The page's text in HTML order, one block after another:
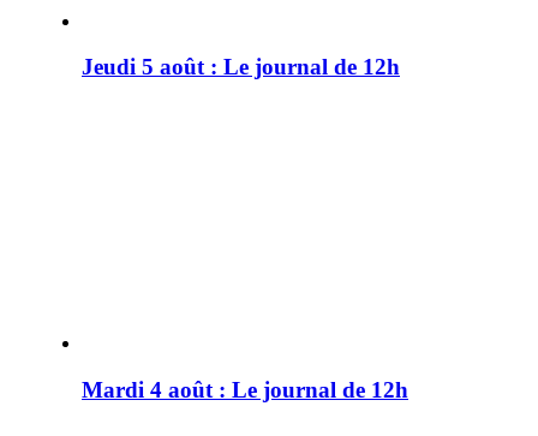
Jeudi 5 août : Le journal de 12h
Mardi 4 août : Le journal de 12h